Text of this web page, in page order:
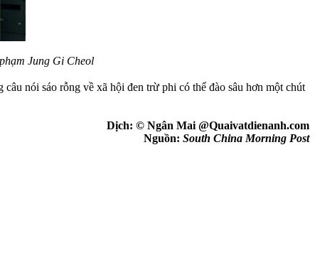
Jung Gi Cheol
nói sáo rỗng về xã hội đen trừ phi có thể đào sâu hơn một chút
Dịch: © Ngân Mai @Quaivatdienanh.com
Nguồn: South China Morning Post